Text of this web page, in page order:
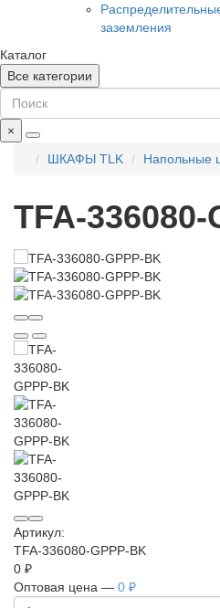
заземления
Каталог
Все категории
×
ШКАФЫ TLK
Напольные
TFA-336080-
Артикул:
TFA-336080-GPPP-BK
0 ₽
Оптовая цена — 0 ₽